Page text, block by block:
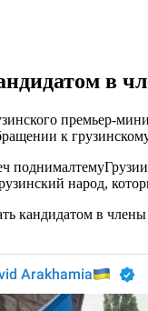
в
премьер-
к
народ,
кандидатом в